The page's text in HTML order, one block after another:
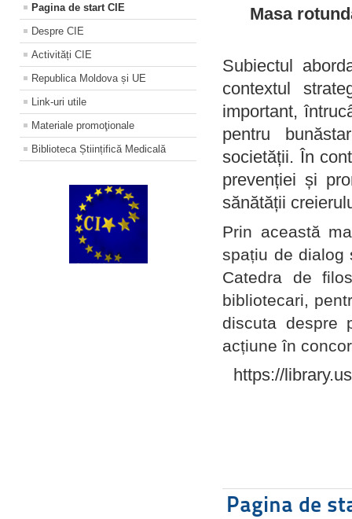
Pagina de start CIE
Despre CIE
Activități CIE
Republica Moldova și UE
Link-uri utile
Materiale promoţionale
Biblioteca Științifică Medicală
Masa
Subiectul
contextul
important,
pentru
societății. În
prevenției și
sănătății
Prin această
spațiu de dialog
Catedra de
bibliotecari,
discuta despre
acțiune în
https://
Pagina de